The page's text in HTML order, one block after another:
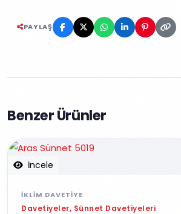
PAYLAŞ
Benzer Ürünler
İncele
İKLIM DAVETIYE
Davetiyeler, Sünnet Davetiyeleri